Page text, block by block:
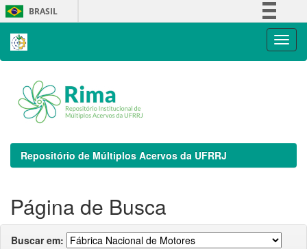
Skip
navigation
BRASIL
Repositório de Múltiplos Acervos da UFRRJ
Página de Busca
Buscar em: